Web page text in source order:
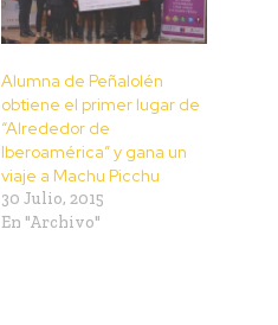
Alumna de Peñalolén
obtiene el primer lugar de
“Alrededor de
Iberoamérica” y gana un
viaje a Machu Picchu
30 Julio, 2015
En "Archivo"